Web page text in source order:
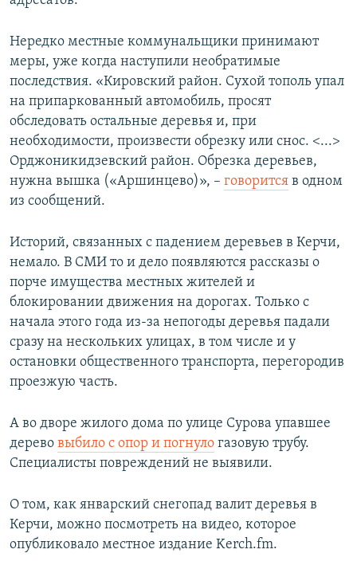
Нередко местные коммунальщики принимают
меры, уже когда наступили необратимые
последствия. «Кировский район. Сухой тополь упал
на припаркованный автомобиль, просят
обследовать остальные деревья и, при
необходимости, произвести обрезку или снос. <...>
Орджоникидзевский район. Обрезка деревьев,
нужна вышка («Аршинцево)», – говорится в одном
из сообщений.
Историй, связанных с падением деревьев в Керчи,
немало. В СМИ то и дело появляются рассказы о
порче имущества местных жителей и
блокировании движения на дорогах. Только с
начала этого года из-за непогоды деревья падали
сразу на нескольких улицах, в том числе и у
остановки общественного транспорта, перегородив
проезжую часть.
А во дворе жилого дома по улице Сурова упавшее
дерево выбило с опор и погнуло газовую трубу.
Специалисты повреждений не выявили.
О том, как январский снегопад валит деревья в
Керчи, можно посмотреть на видео, которое
опубликовало местное издание Kerch.fm.